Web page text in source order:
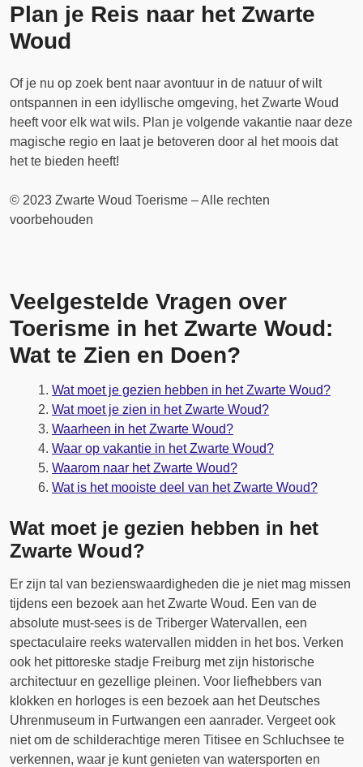
Plan je Reis naar het Zwarte
Woud
Of je nu op zoek bent naar avontuur in de natuur of wilt
ontspannen in een idyllische omgeving, het Zwarte Woud
heeft voor elk wat wils. Plan je volgende vakantie naar deze
magische regio en laat je betoveren door al het moois dat
het te bieden heeft!
© 2023 Zwarte Woud Toerisme – Alle rechten
voorbehouden
Veelgestelde Vragen over
Toerisme in het Zwarte Woud:
Wat te Zien en Doen?
Wat moet je gezien hebben in het Zwarte Woud?
Wat moet je zien in het Zwarte Woud?
Waarheen in het Zwarte Woud?
Waar op vakantie in het Zwarte Woud?
Waarom naar het Zwarte Woud?
Wat is het mooiste deel van het Zwarte Woud?
Wat moet je gezien hebben in het
Zwarte Woud?
Er zijn tal van bezienswaardigheden die je niet mag missen
tijdens een bezoek aan het Zwarte Woud. Een van de
absolute must-sees is de Triberger Watervallen, een
spectaculaire reeks watervallen midden in het bos. Verken
ook het pittoreske stadje Freiburg met zijn historische
architectuur en gezellige pleinen. Voor liefhebbers van
klokken en horloges is een bezoek aan het Deutsches
Uhrenmuseum in Furtwangen een aanrader. Vergeet ook
niet om de schilderachtige meren Titisee en Schluchsee te
verkennen, waar je kunt genieten van watersporten en